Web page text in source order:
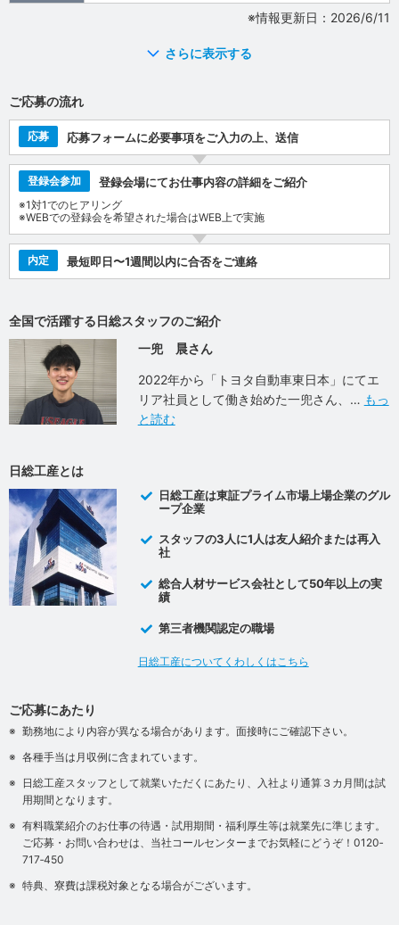
※情報更新日：2026/6/11
さらに表示する
ご応募の流れ
応募 応募フォームに必要事項をご入力の上、送信
登録会参加 登録会場にてお仕事内容の詳細をご紹介
※1対1でのヒアリング
※WEBでの登録会を希望された場合はWEB上で実施
内定 最短即日〜1週間以内に合否をご連絡
全国で活躍する日総スタッフのご紹介
一兜 晨さん
2022年から「トヨタ自動車東日本」にてエ
リア社員として働き始めた一兜さん、
もっ
と読む
日総工産とは
日総工産は東証プライム市場上場企業のグル
ープ企業
スタッフの3人に1人は友人紹介または再入
社
総合人材サービス会社として50年以上の実
績
第三者機関認定の職場
日総工産についてくわしくはこちら
ご応募にあたり
勤務地により内容が異なる場合があります。面接時にご確認下さい。
各種手当は月収例に含まれています。
日総工産スタッフとして就業いただくにあたり、入社より通算３カ月間は試
用期間となります。
有料職業紹介のお仕事の待遇・試用期間・福利厚生等は就業先に準じます。
ご応募・お問い合わせは、当社コールセンターまでお気軽にどうぞ！0120‐
717‐450
特典、寮費は課税対象となる場合がございます。